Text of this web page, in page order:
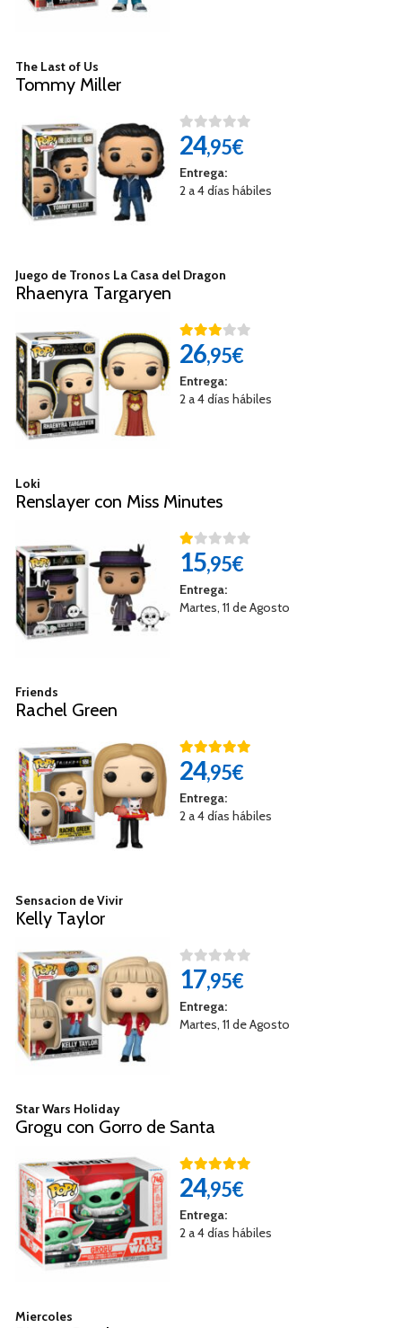
The Last of Us
Tommy Miller​
24,95€
Entrega:
2 a 4 días hábiles
Juego de Tronos La Casa del Dragon
Rhaenyra Targaryen
26,95€
Entrega:
2 a 4 días hábiles
Loki
Renslayer con Miss Minutes
15,95€
Entrega:
Martes, 11 de Agosto
Friends
Rachel Green
24,95€
Entrega:
2 a 4 días hábiles
Sensacion de Vivir
Kelly Taylor
17,95€
Entrega:
Martes, 11 de Agosto
Star Wars Holiday
Grogu con Gorro de Santa
24,95€
Entrega:
2 a 4 días hábiles
Miercoles